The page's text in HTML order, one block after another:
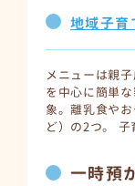
地域子育
メニューは親
を中心に簡単
象。離乳食や
ど）の2つ。 子
一時預